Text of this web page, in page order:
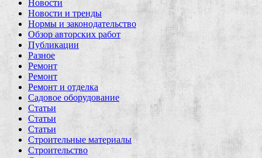
Новости
Новости и тренды
Нормы и законодательство
Обзор авторских работ
Публикации
Разное
Ремонт
Ремонт
Ремонт и отделка
Садовое оборудование
Статьи
Статьи
Статьи
Строительные материалы
Строительство